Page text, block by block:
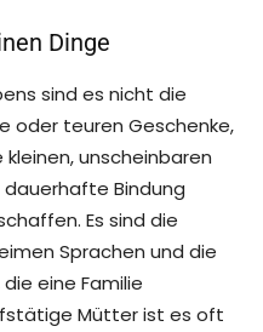
Dinge
sind es nicht die
oder teuren Geschenke,
kleinen, unscheinbaren
Bindung
Es sind die
Sprachen und die
eine Familie
Mütter ist es oft